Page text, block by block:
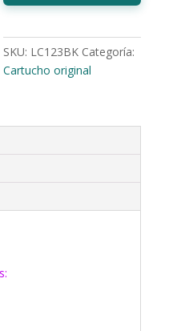
SKU: LC123BK Categoría:
Cartucho original